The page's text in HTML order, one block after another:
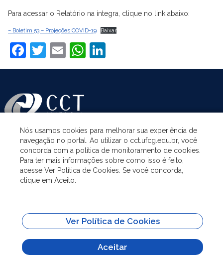
Para acessar o Relatório na íntegra, clique no link abaixo:
– Boletim 53 – Projeções COVID-19 Baixar
Facebook
Twitter
EmailWhatsApp
ASSUNTOS
ACESSO À INFORMAÇÃO
SITES IMPORTANTES
Nós usamos cookies para melhorar sua experiência de
navegação no portal. Ao utilizar o cct.ufcg.edu.br, você
concorda com a política de monitoramento de cookies.
Para ter mais informações sobre como isso é feito,
acesse Ver Política de Cookies. Se você concorda,
clique em Aceito.
Ver Política de Cookies
Aceitar